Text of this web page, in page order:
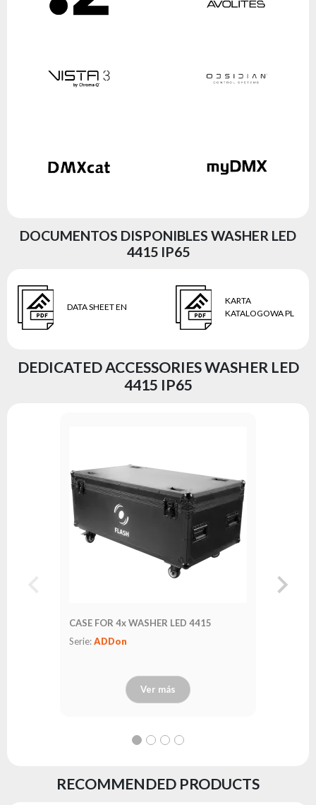
DOCUMENTOS DISPONIBLES WASHER LED
4415 IP65
DATA SHEET EN
KARTA
KATALOGOWA PL
DEDICATED ACCESSORIES WASHER LED
4415 IP65
CASE FOR 4x WASHER LED 4415
Serie:ADDon
Ver más
RECOMMENDED PRODUCTS